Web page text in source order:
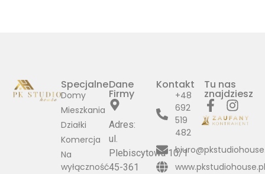
Specjalne
Domy
Mieszkania
Działki
Komercja
Na
wyłączność
Dane
Firmy
Adres:
ul.
Plebiscytowa 10/1
45-361
Kontakt
+48
692
519
482
Tu nas
znajdziesz